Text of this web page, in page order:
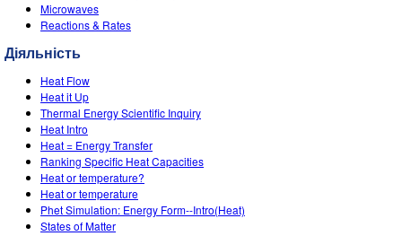
Teaching with PhET
DEIB in STEM Ed
Impact Report
Microwaves
Reactions & Rates
Діяльність
Heat Flow
Heat it Up
Thermal Energy Scientific Inquiry
Heat Intro
Heat = Energy Transfer
Ranking Specific Heat Capacities
Heat or temperature?
Heat or temperature
Phet Simulation: Energy Form--Intro(Heat)
States of Matter